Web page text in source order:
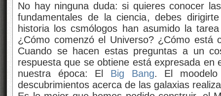
No hay ninguna duda: si quieres conocer
fundamentales de la ciencia, debes
historia los csmólogos han asumido la
¿Cómo comenzó el Universo? ¿Cómo está
Cuando se hacen estas preguntas a un
respuesta que se obtiene está expresada en
nuestra época: El Big Bang. El
descubrimientos acerca de las galaxias